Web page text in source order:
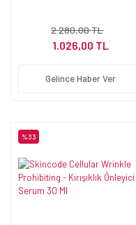
2.280,00 TL
1.026,00 TL
Gelince Haber Ver
%33